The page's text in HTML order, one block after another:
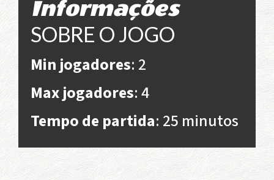
Informações
SOBRE O JOGO
Min jogadores: 2
Max jogadores: 4
Tempo de partida: 25 minutos